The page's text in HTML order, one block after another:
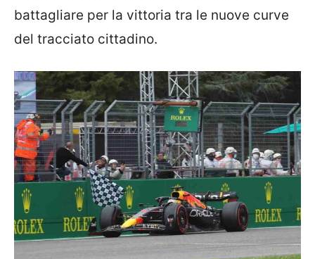
battagliare per la vittoria tra le nuove curve
del tracciato cittadino.